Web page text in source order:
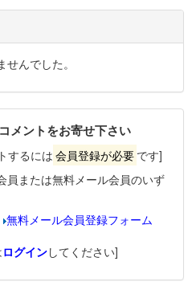
んでした。
メントをお寄せ下さい
するには 会員登録が必要 です]
員または無料メール会員のいず
無料メール会員登録フォーム
ログインしてください]